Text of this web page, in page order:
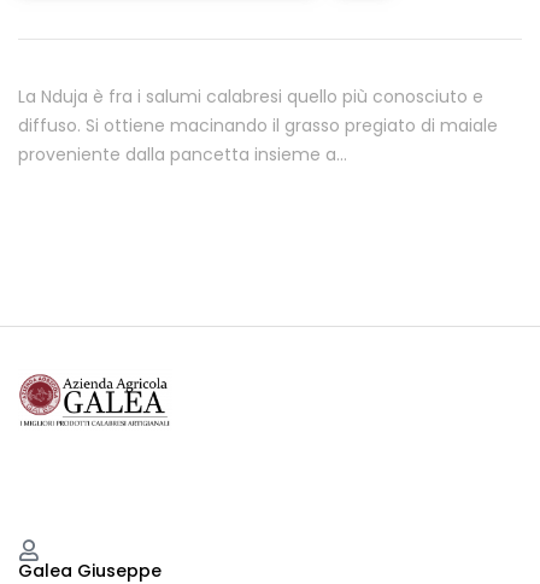
La Nduja è fra i salumi calabresi quello più conosciuto e
diffuso. Si ottiene macinando il grasso pregiato di maiale
proveniente dalla pancetta insieme a…
Galea Giuseppe